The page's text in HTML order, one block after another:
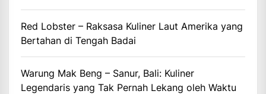
Red Lobster – Raksasa Kuliner Laut Amerika yang
Bertahan di Tengah Badai
Warung Mak Beng – Sanur, Bali: Kuliner
Legendaris yang Tak Pernah Lekang oleh Waktu